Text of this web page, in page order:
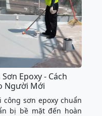
Epoxy - Cách
Người Mới
sơn epoxy chuẩn
bị bề mặt đến hoàn